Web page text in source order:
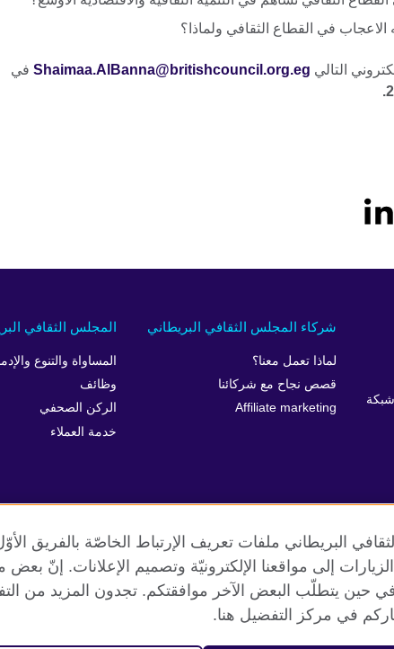
في القطاع الثقافي ولماذا؟
التالي Shaimaa.AlBanna@britishcouncil.org.eg في
المجلس الثقافي
المساواة والتنوع
وظائف
الركن الصحفي
خدمة العملاء
شركاء المجلس الثقافي البريطاني
لماذا تعمل معنا؟
قصص نجاح مع شركائنا
Affiliate marketing
شبكة
الخصوصية وشروط الاستخدام
البريطاني ملفات تعريف الإرتباط الخاصّة بالفريق
الزيارات إلى مواقعنا الإلكترونيّة وتصميم الإعلانات. إنّ
في حين يتطلّب البعض الآخر موافقتكم. تجدون المزيد من
في مركز التفضيل هنا.